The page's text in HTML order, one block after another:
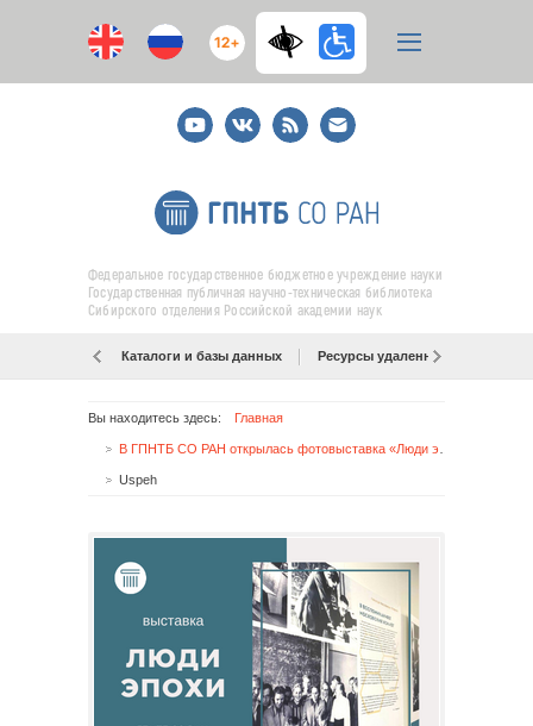
12+
YoutubeВКонтакте
RSS
E-
mail
подписка
Федеральное государственное бюджетное учреждение науки
Государственная публичная научно-техническая библиотека
Сибирского отделения Российской академии наук
Каталоги и базы данных Ресурсы удаленного доступа
Вы находитесь здесь: Главная
Uspeh